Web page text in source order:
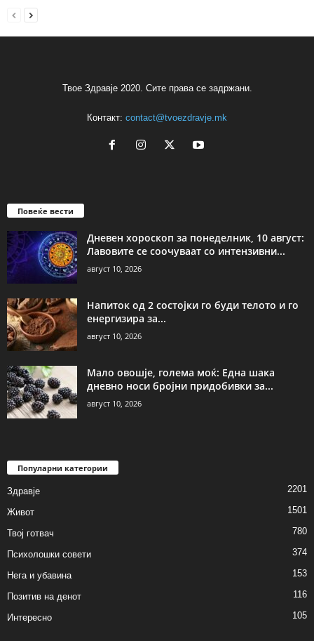
Твое Здравје 2020. Сите права се задржани.
Контакт: contact@tvoezdravje.mk
Повеќе вести
Дневен хороскоп за понеделник, 10 август:
Лавовите се соочуваат со интензивни...
август 10, 2026
Напиток од 2 состојки го буди телото и го
енергизира за...
август 10, 2026
Мало овошје, голема моќ: Една шака
дневно носи бројни придобивки за...
август 10, 2026
Популарни категории
Здравје 2201
Живот 1501
Твој готвач 780
Психолошки совети 374
Нега и убавина 153
Позитив на денот 116
Интересно 105